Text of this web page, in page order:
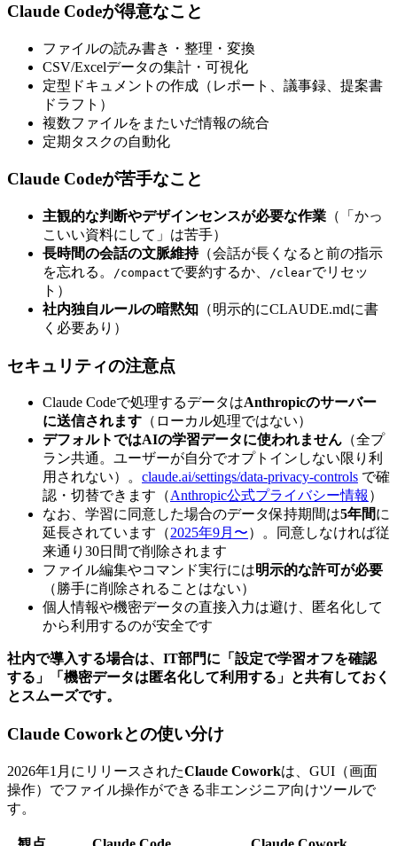
Claude Codeが得意なこと
ファイルの読み書き・整理・変換
CSV/Excelデータの集計・可視化
定型ドキュメントの作成（レポート、議事録、提案書
ドラフト）
複数ファイルをまたいだ情報の統合
定期タスクの自動化
Claude Codeが苦手なこと
主観的な判断やデザインセンスが必要な作業 （「かっ
こいい資料にして」は苦手）
長時間の会話の文脈維持（会話が長くなると前の指示
を忘れる。
/compactで要約するか、 /clearでリセッ
ト）
社内独自ルールの暗黙知 （明示的にCLAUDE.mdに書
く必要あり）
セキュリティの注意点
Claude Codeで処理するデータはAnthropicのサーバー
に送信されます （ローカル処理ではない）
デフォルトではAIの学習データに使われません （全プ
ラン共通。ユーザーが自分でオプトインしない限り利
用されない）。 claude.ai/settings/data-privacy-controls で確
認・切替できます（Anthropic公式プライバシー情報 ）
なお、学習に同意した場合のデータ保持期間は5年間に
延長されています（2025年9月〜）。同意しなければ従
来通り30日間で削除されます
ファイル編集やコマンド実行には明示的な許可が必要
（勝手に削除されることはない）
個人情報や機密データの直接入力は避け、匿名化して
から利用するのが安全です
社内で導入する場合は、IT部門に「設定で学習オフを確認
する」「機密データは匿名化して利用する」と共有しておく
とスムーズです。
Claude Coworkとの使い分け
2026年1月にリリースされたClaude Coworkは、GUI（画面
操作）でファイル操作ができる非エンジニア向けツールで
す。